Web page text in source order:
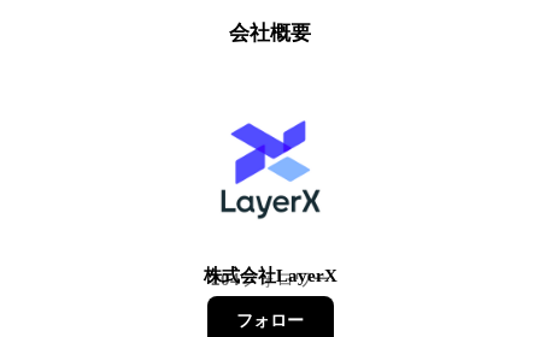
会社概要
株式会社LayerX
204フォロワー
フォロー